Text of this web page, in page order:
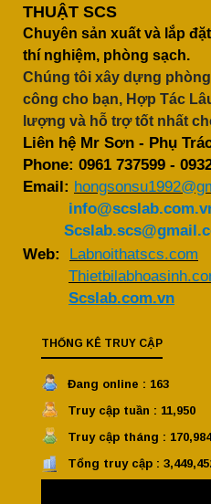
THUẬT SCS
Chuyên sản xuất và lắp
thí nghiệm, phòng sạch.
Chúng tôi xây dựng
công cho bạn, Hợp Tác
lượng và hỗ trợ tốt nhất
Liên hệ Mr Sơn - Phụ
Phone: 0961 737599 -
Email:
Web: Labnoithatscs.com
Scslab.com.vn
THỐNG KÊ TRUY CẬP
Đang online : 163
Truy cập tuần : 11,950
Truy cập tháng : 170,984
Tổng truy cập :